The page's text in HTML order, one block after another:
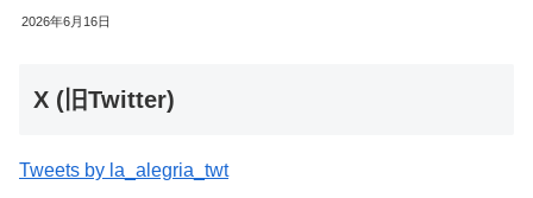
2026年6月16日
X (旧Twitter)
Tweets by la_alegria_twt